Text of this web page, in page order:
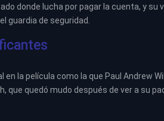
donde lucha por pagar la cuenta, y su
guardia de seguridad.
la película como la que Paul Andrew
que quedó mudo después de ver a su